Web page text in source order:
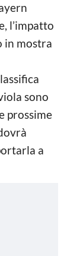
l’impatto
in mostra
sono
prossime
a